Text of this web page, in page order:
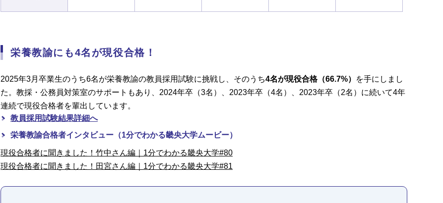
栄養教諭にも4名が現役合格！
2025年3月卒業生のうち6名が栄養教諭の教員採用試験に挑戦し、そのうち4名が現役合格（66.7%）
を手にしまし
た。教採・公務員対策室のサポートもあり、2024年卒（3名）、2023年卒（4名）、2023年卒（2名）に続いて4年
連続で現役合格者を輩出しています。
教員採用試験結果詳細へ
栄養教諭合格者インタビュー（1分でわかる畿央大学ムービー）
現役合格者に聞きました！竹中さん編｜1分でわかる畿央大学#80
現役合格者に聞きました！田宮さん編｜1分でわかる畿央大学#81